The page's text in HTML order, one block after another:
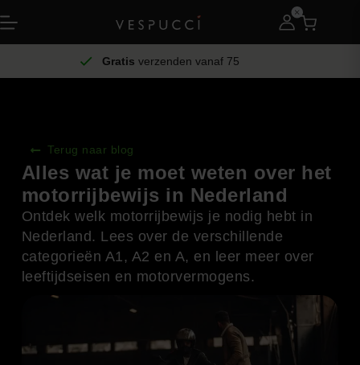
Gratis verzenden vanaf 75
Terug naar blog
Alles wat je moet weten over het
motorrijbewijs in Nederland
Ontdek welk motorrijbewijs je nodig hebt in
Nederland. Lees over de verschillende
categorieën A1, A2 en A, en leer meer over
leeftijdseisen en motorvermogens.